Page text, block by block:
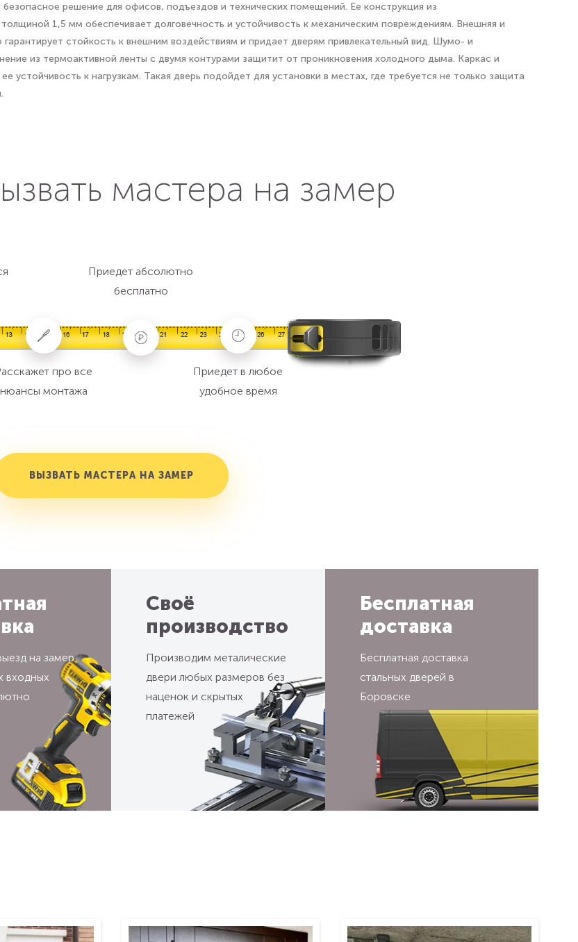
решение для офисов, подъездов и технических помещений. Ее конструкция из
1,5 мм обеспечивает долговечность и устойчивость к механическим повреждениям. Внешняя и
стойкость к внешним воздействиям и придает дверям привлекательный вид. Шумо- и
из термоактивной ленты с двумя контурами защитит от проникновения холодного дыма. Каркас и
к нагрузкам. Такая дверь подойдет для установки в местах, где требуется не только защита
мастера на замер
про все
нюансы монтажа
Приедет абсолютно
бесплатно
Приедет в любое
удобное время
ВЫЗВАТЬ МАСТЕРА НА ЗАМЕР
на замер
входных
Своё
производство
Производим металические
двери любых размеров без
наценок и скрытых
платежей
Бесплатная
доставка
Бесплатная доставка
стальных дверей в
Боровске